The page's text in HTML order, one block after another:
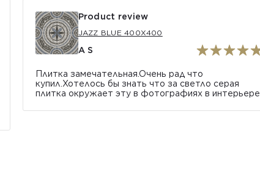
Product review
JAZZ BLUE 400Х400
A S
Плитка замечательная.Очень рад что
купил.Хотелось бы знать что за светло серая
плитка окружает эту в фотографиях в интерьере